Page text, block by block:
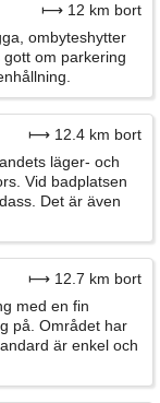
⟼ 12 km bort
ombyteshytter
om parkering
⟼ 12.4 km bort
läger- och
Vid badplatsen
Det är även
⟼ 12.7 km bort
med en fin
på. Området har
är enkel och